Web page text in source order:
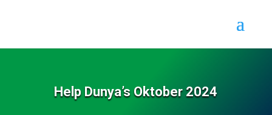
Help Dunya’s Oktober 2024